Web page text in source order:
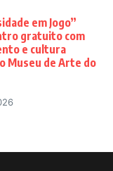
em Jogo”
gratuito com
e cultura
Museu de Arte do